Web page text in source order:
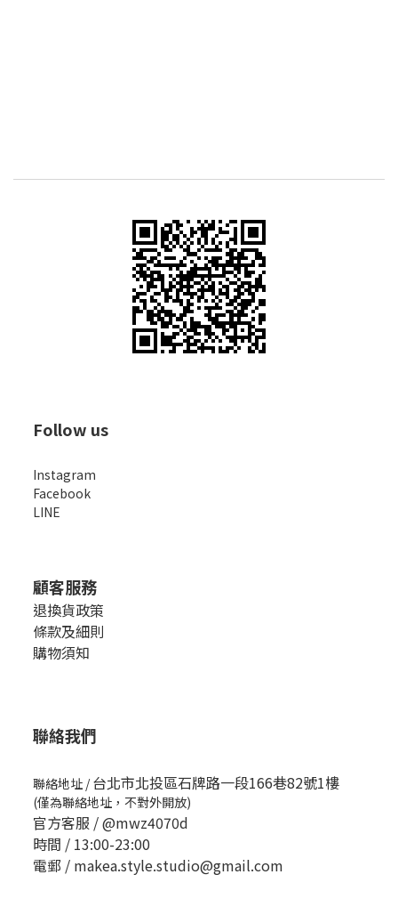
Follow us
Instagram
Facebook
LINE
顧客服務
退換貨政策
條款及細則
購物須知
聯絡我們
聯絡地址 /台北市北投區石牌路一段166巷82號1樓
(僅為聯絡地址，不對外開放)
官方客服 /@mwz4070d
時間 / 13:00-23:00
電郵 / makea.style.studio@gmail.com